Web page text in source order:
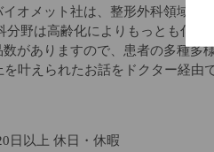
イオメット社は、整形外科領域で
分野は高齢化によりもっとも伸び
数がありますので、患者の多種多
を叶えられたお話をドクター経由
日以上 休日・休暇